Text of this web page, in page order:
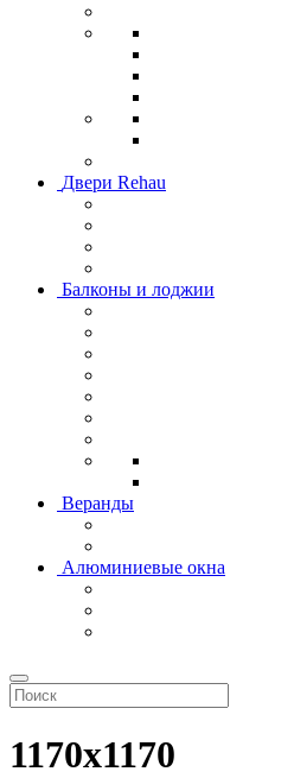
Двери Rehau
Балконы и лоджии
Веранды
Алюминиевые окна
1170х1170